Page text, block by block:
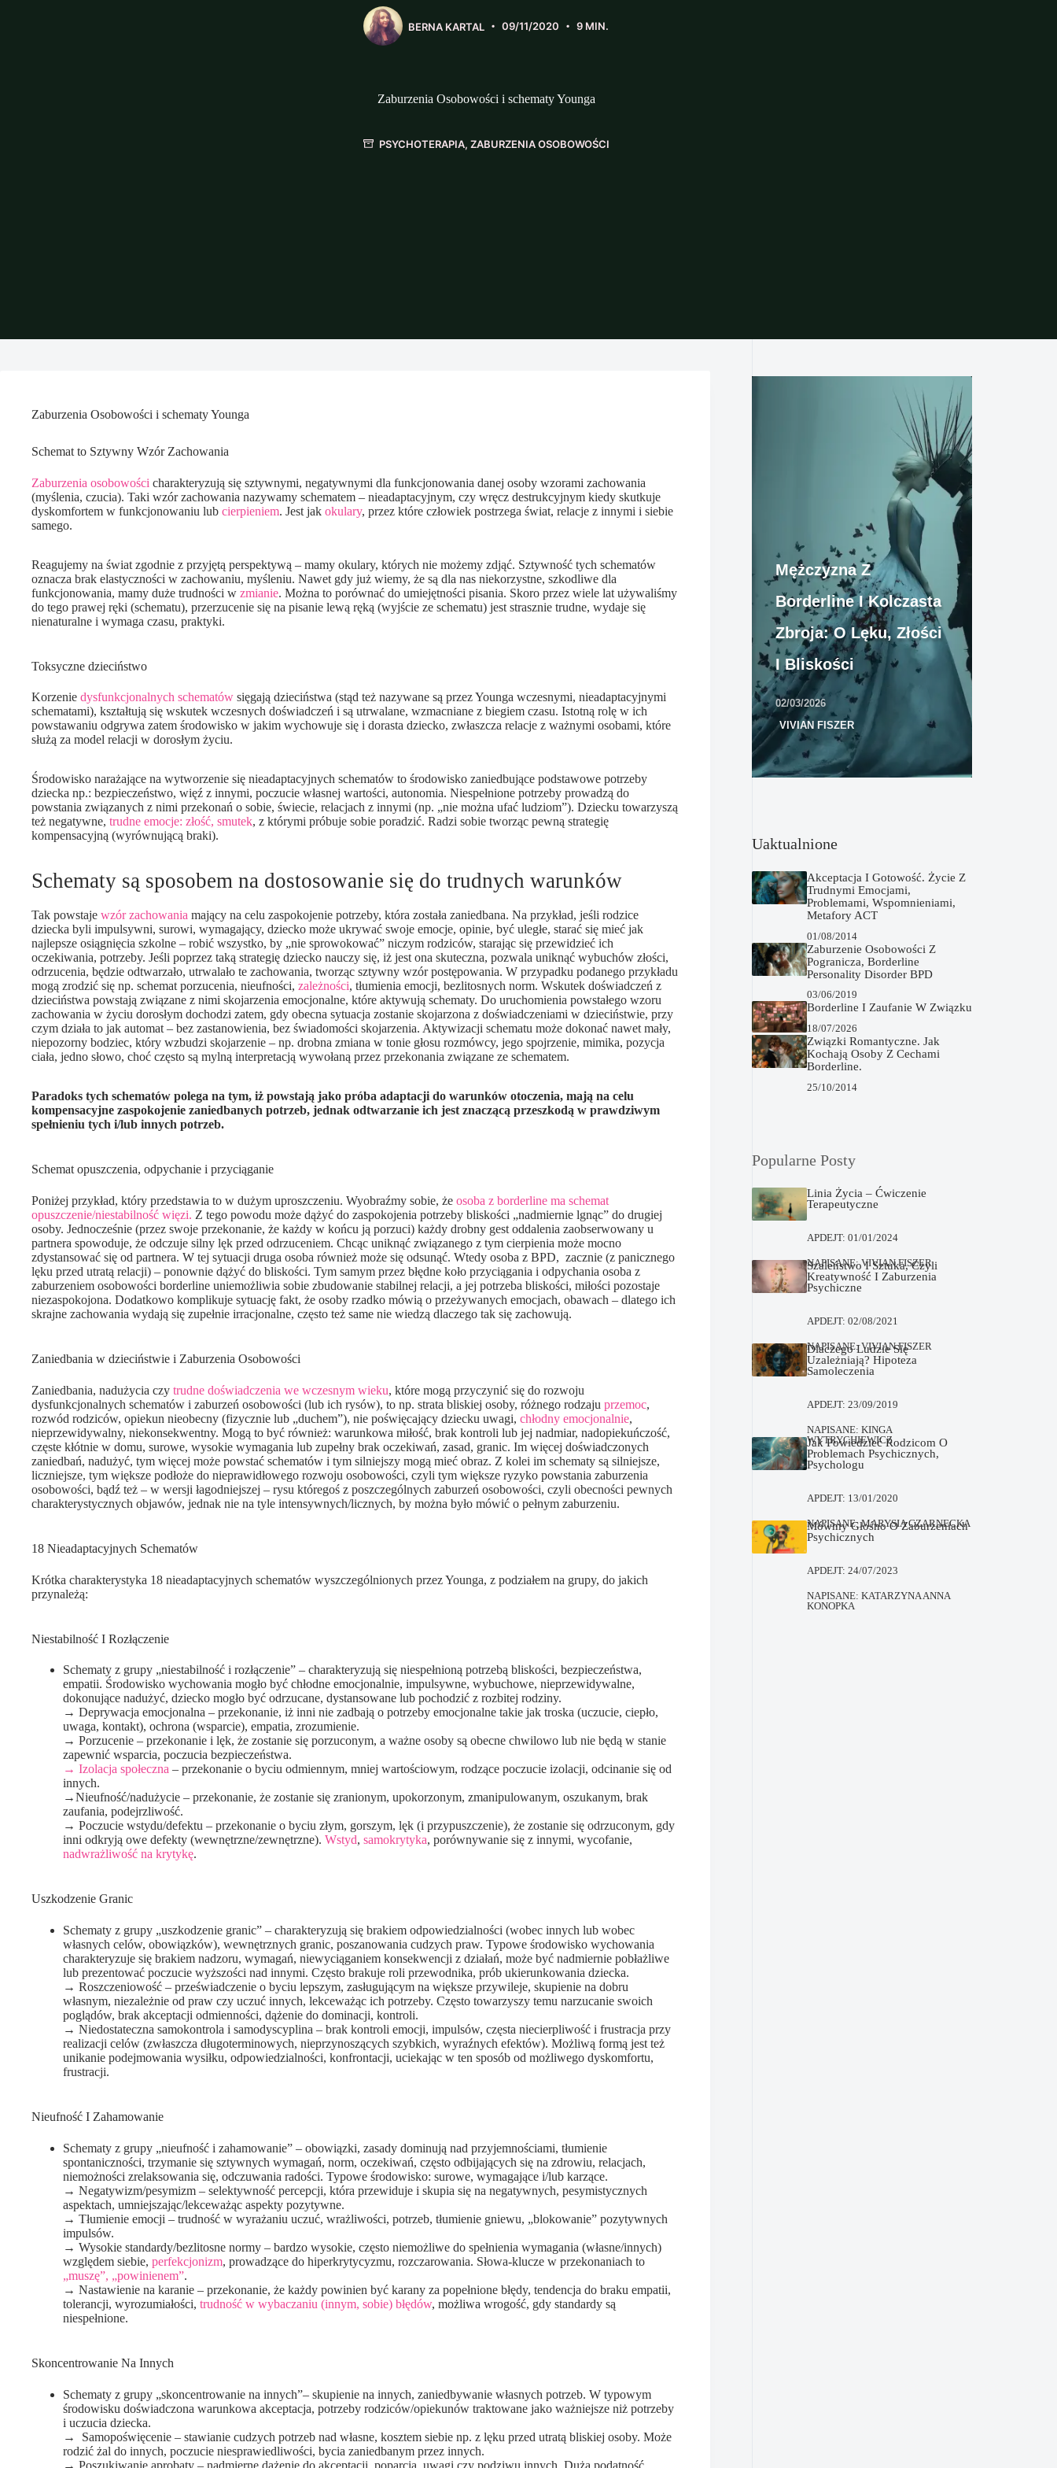
BERNA KARTAL 09/11/2020 9 MIN.
Zaburzenia Osobowości i schematy Younga
PSYCHOTERAPIA, ZABURZENIA OSOBOWOŚCI
Zaburzenia Osobowości i schematy Younga
Schemat to Sztywny Wzór Zachowania
Zaburzenia osobowości charakteryzują się sztywnymi, negatywnymi dla funkcjonowania danej osoby wzorami zachowania
(myślenia, czucia). Taki wzór zachowania nazywamy schematem – nieadaptacyjnym, czy wręcz destrukcyjnym kiedy skutkuje
dyskomfortem w funkcjonowaniu lub cierpieniem. Jest jak okulary, przez które człowiek postrzega świat, relacje z innymi i siebie
samego.
Reagujemy na świat zgodnie z przyjętą perspektywą – mamy okulary, których nie możemy zdjąć. Sztywność tych schematów
oznacza brak elastyczności w zachowaniu, myśleniu. Nawet gdy już wiemy, że są dla nas niekorzystne, szkodliwe dla
funkcjonowania, mamy duże trudności w zmianie. Można to porównać do umiejętności pisania. Skoro przez wiele lat używaliśmy
do tego prawej ręki (schematu), przerzucenie się na pisanie lewą ręką (wyjście ze schematu) jest strasznie trudne, wydaje się
nienaturalne i wymaga czasu, praktyki.
Toksyczne dzieciństwo
Korzenie dysfunkcjonalnych schematów sięgają dzieciństwa (stąd też nazywane są przez Younga wczesnymi, nieadaptacyjnymi
schematami), kształtują się wskutek wczesnych doświadczeń i są utrwalane, wzmacniane z biegiem czasu. Istotną rolę w ich
powstawaniu odgrywa zatem środowisko w jakim wychowuje się i dorasta dziecko, zwłaszcza relacje z ważnymi osobami, które
służą za model relacji w dorosłym życiu.
Środowisko narażające na wytworzenie się nieadaptacyjnych schematów to środowisko zaniedbujące podstawowe potrzeby
dziecka np.: bezpieczeństwo, więź z innymi, poczucie własnej wartości, autonomia. Niespełnione potrzeby prowadzą do
powstania związanych z nimi przekonań o sobie, świecie, relacjach z innymi (np. „nie można ufać ludziom”). Dziecku towarzyszą
też negatywne, trudne emocje: złość, smutek, z którymi próbuje sobie poradzić. Radzi sobie tworząc pewną strategię
kompensacyjną (wyrównującą braki).
Schematy są sposobem na dostosowanie się do trudnych warunków
Tak powstaje wzór zachowania mający na celu zaspokojenie potrzeby, która została zaniedbana. Na przykład, jeśli rodzice
dziecka byli impulsywni, surowi, wymagający, dziecko może ukrywać swoje emocje, opinie, być uległe, starać się mieć jak
najlepsze osiągnięcia szkolne – robić wszystko, by „nie sprowokować” niczym rodziców, starając się przewidzieć ich
oczekiwania, potrzeby. Jeśli poprzez taką strategię dziecko nauczy się, iż jest ona skuteczna, pozwala uniknąć wybuchów złości,
odrzucenia, będzie odtwarzało, utrwalało te zachowania, tworząc sztywny wzór postępowania. W przypadku podanego przykładu
mogą zrodzić się np. schemat porzucenia, nieufności, zależności, tłumienia emocji, bezlitosnych norm. Wskutek doświadczeń z
dzieciństwa powstają związane z nimi skojarzenia emocjonalne, które aktywują schematy. Do uruchomienia powstałego wzoru
zachowania w życiu dorosłym dochodzi zatem, gdy obecna sytuacja zostanie skojarzona z doświadczeniami w dzieciństwie, przy
czym działa to jak automat – bez zastanowienia, bez świadomości skojarzenia. Aktywizacji schematu może dokonać nawet mały,
niepozorny bodziec, który wzbudzi skojarzenie – np. drobna zmiana w tonie głosu rozmówcy, jego spojrzenie, mimika, pozycja
ciała, jedno słowo, choć często są mylną interpretacją wywołaną przez przekonania związane ze schematem.
Paradoks tych schematów polega na tym, iż powstają jako próba adaptacji do warunków otoczenia, mają na celu
kompensacyjne zaspokojenie zaniedbanych potrzeb, jednak odtwarzanie ich jest znaczącą przeszkodą w prawdziwym
spełnieniu tych i/lub innych potrzeb.
Schemat opuszczenia, odpychanie i przyciąganie
Poniżej przykład, który przedstawia to w dużym uproszczeniu. Wyobraźmy sobie, że osoba z borderline ma schemat
opuszczenie/niestabilność więzi. Z tego powodu może dążyć do zaspokojenia potrzeby bliskości „nadmiernie lgnąc” do drugiej
osoby. Jednocześnie (przez swoje przekonanie, że każdy w końcu ją porzuci) każdy drobny gest oddalenia zaobserwowany u
partnera spowoduje, że odczuje silny lęk przed odrzuceniem. Chcąc uniknąć związanego z tym cierpienia może mocno
zdystansować się od partnera. W tej sytuacji druga osoba również może się odsunąć. Wtedy osoba z BPD, zacznie (z panicznego
lęku przed utratą relacji) – ponownie dążyć do bliskości. Tym samym przez błędne koło przyciągania i odpychania osoba z
zaburzeniem osobowości borderline uniemożliwia sobie zbudowanie stabilnej relacji, a jej potrzeba bliskości, miłości pozostaje
niezaspokojona. Dodatkowo komplikuje sytuację fakt, że osoby rzadko mówią o przeżywanych emocjach, obawach – dlatego ich
skrajne zachowania wydają się zupełnie irracjonalne, często też same nie wiedzą dlaczego tak się zachowują.
Zaniedbania w dzieciństwie i Zaburzenia Osobowości
Zaniedbania, nadużycia czy trudne doświadczenia we wczesnym wieku, które mogą przyczynić się do rozwoju
dysfunkcjonalnych schematów i zaburzeń osobowości (lub ich rysów), to np. strata bliskiej osoby, różnego rodzaju przemoc,
rozwód rodziców, opiekun nieobecny (fizycznie lub „duchem”), nie poświęcający dziecku uwagi, chłodny emocjonalnie,
nieprzewidywalny, niekonsekwentny. Mogą to być również: warunkowa miłość, brak kontroli lub jej nadmiar, nadopiekuńczość,
częste kłótnie w domu, surowe, wysokie wymagania lub zupełny brak oczekiwań, zasad, granic. Im więcej doświadczonych
zaniedbań, nadużyć, tym więcej może powstać schematów i tym silniejszy mogą mieć obraz. Z kolei im schematy są silniejsze,
liczniejsze, tym większe podłoże do nieprawidłowego rozwoju osobowości, czyli tym większe ryzyko powstania zaburzenia
osobowości, bądź też – w wersji łagodniejszej – rysu któregoś z poszczególnych zaburzeń osobowości, czyli obecności pewnych
charakterystycznych objawów, jednak nie na tyle intensywnych/licznych, by można było mówić o pełnym zaburzeniu.
18 Nieadaptacyjnych Schematów
Krótka charakterystyka 18 nieadaptacyjnych schematów wyszczególnionych przez Younga, z podziałem na grupy, do jakich
przynależą:
Niestabilność I Rozłączenie
Schematy z grupy „niestabilność i rozłączenie” – charakteryzują się niespełnioną potrzebą bliskości, bezpieczeństwa,
empatii. Środowisko wychowania mogło być chłodne emocjonalnie, impulsywne, wybuchowe, nieprzewidywalne,
dokonujące nadużyć, dziecko mogło być odrzucane, dystansowane lub pochodzić z rozbitej rodziny.
→ Deprywacja emocjonalna – przekonanie, iż inni nie zadbają o potrzeby emocjonalne takie jak troska (uczucie, ciepło,
uwaga, kontakt), ochrona (wsparcie), empatia, zrozumienie.
→ Porzucenie – przekonanie i lęk, że zostanie się porzuconym, a ważne osoby są obecne chwilowo lub nie będą w stanie
zapewnić wsparcia, poczucia bezpieczeństwa.
→ Izolacja społeczna – przekonanie o byciu odmiennym, mniej wartościowym, rodzące poczucie izolacji, odcinanie się od
innych.
→Nieufność/nadużycie – przekonanie, że zostanie się zranionym, upokorzonym, zmanipulowanym, oszukanym, brak
zaufania, podejrzliwość.
→ Poczucie wstydu/defektu – przekonanie o byciu złym, gorszym, lęk (i przypuszczenie), że zostanie się odrzuconym, gdy
inni odkryją owe defekty (wewnętrzne/zewnętrzne). Wstyd, samokrytyka, porównywanie się z innymi, wycofanie,
nadwrażliwość na krytykę.
Uszkodzenie Granic
Schematy z grupy „uszkodzenie granic” – charakteryzują się brakiem odpowiedzialności (wobec innych lub wobec
własnych celów, obowiązków), wewnętrznych granic, poszanowania cudzych praw. Typowe środowisko wychowania
charakteryzuje się brakiem nadzoru, wymagań, niewyciąganiem konsekwencji z działań, może być nadmiernie pobłażliwe
lub prezentować poczucie wyższości nad innymi. Często brakuje roli przewodnika, prób ukierunkowania dziecka.
→ Roszczeniowość – przeświadczenie o byciu lepszym, zasługującym na większe przywileje, skupienie na dobru
własnym, niezależnie od praw czy uczuć innych, lekceważąc ich potrzeby. Często towarzyszy temu narzucanie swoich
poglądów, brak akceptacji odmienności, dążenie do dominacji, kontroli.
→ Niedostateczna samokontrola i samodyscyplina – brak kontroli emocji, impulsów, częsta niecierpliwość i frustracja przy
realizacji celów (zwłaszcza długoterminowych, nieprzynoszących szybkich, wyraźnych efektów). Możliwą formą jest też
unikanie podejmowania wysiłku, odpowiedzialności, konfrontacji, uciekając w ten sposób od możliwego dyskomfortu,
frustracji.
Nieufność I Zahamowanie
Schematy z grupy „nieufność i zahamowanie” – obowiązki, zasady dominują nad przyjemnościami, tłumienie
spontaniczności, trzymanie się sztywnych wymagań, norm, oczekiwań, często odbijających się na zdrowiu, relacjach,
niemożności zrelaksowania się, odczuwania radości. Typowe środowisko: surowe, wymagające i/lub karzące.
→ Negatywizm/pesymizm – selektywność percepcji, która przewiduje i skupia się na negatywnych, pesymistycznych
aspektach, umniejszając/lekceważąc aspekty pozytywne.
→ Tłumienie emocji – trudność w wyrażaniu uczuć, wrażliwości, potrzeb, tłumienie gniewu, „blokowanie” pozytywnych
impulsów.
→ Wysokie standardy/bezlitosne normy – bardzo wysokie, często niemożliwe do spełnienia wymagania (własne/innych)
względem siebie, perfekcjonizm, prowadzące do hiperkrytycyzmu, rozczarowania. Słowa-klucze w przekonaniach to
„muszę”, „powinienem”.
→ Nastawienie na karanie – przekonanie, że każdy powinien być karany za popełnione błędy, tendencja do braku empatii,
tolerancji, wyrozumiałości, trudność w wybaczaniu (innym, sobie) błędów, możliwa wrogość, gdy standardy są
niespełnione.
Skoncentrowanie Na Innych
Schematy z grupy „skoncentrowanie na innych”– skupienie na innych, zaniedbywanie własnych potrzeb. W typowym
środowisku doświadczona warunkowa akceptacja, potrzeby rodziców/opiekunów traktowane jako ważniejsze niż potrzeby
i uczucia dziecka.
→ Samopoświęcenie – stawianie cudzych potrzeb nad własne, kosztem siebie np. z lęku przed utratą bliskiej osoby. Może
rodzić żal do innych, poczucie niesprawiedliwości, bycia zaniedbanym przez innych.
→ Poszukiwanie aprobaty – nadmierne dążenie do akceptacji, poparcia, uwagi czy podziwu innych. Duża podatność
Mężczyzna Z
Borderline I Kolczasta
Zbroja: O Lęku, Złości
I Bliskości
02/03/2026
VIVIAN FISZER
Uaktualnione
Akceptacja I Gotowość. Życie Z
Trudnymi Emocjami,
Problemami, Wspomnieniami,
Metafory ACT
01/08/2014
Zaburzenie Osobowości Z
Pogranicza, Borderline
Personality Disorder BPD
03/06/2019
Borderline I Zaufanie W Związku
18/07/2026
Związki Romantyczne. Jak
Kochają Osoby Z Cechami
Borderline.
25/10/2014
Popularne Posty
Linia Życia – Ćwiczenie
Terapeutyczne
APDEJT:01/01/2024
NAPISANE:VIVIAN FISZER
Szaleństwo I Sztuka, Czyli
Kreatywność I Zaburzenia
Psychiczne
APDEJT:02/08/2021
NAPISANE:VIVIAN FISZER
Dlaczego Ludzie Się
Uzależniają? Hipoteza
Samoleczenia
APDEJT:23/09/2019
NAPISANE:KINGA
WYTRYCHIEWICZ
Jak Powiedzieć Rodzicom O
Problemach Psychicznych,
Psychologu
APDEJT: 13/01/2020
NAPISANE:MARYSIA CZARNECKA
Mówmy Głośno O Zaburzeniach
Psychicznych
APDEJT:24/07/2023
NAPISANE:KATARZYNA ANNA
KONOPKA